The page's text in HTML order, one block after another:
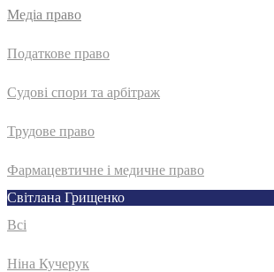
Медіа право
Податкове право
Судові спори та арбітраж
Трудове право
Фармацевтичне і медичне право
Світлана Грищенко
Всі
Ніна Кучерук